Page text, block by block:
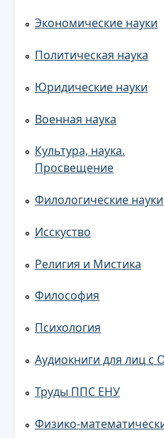
Экономические науки
Политическая наука
Юридические науки
Военная наука
Культура, наука.
Просвещение
Филологические науки
Исскуство
Религия и Мистика
Философия
Психология
Аудиокниги для лиц с
Труды ППС ЕНУ
Физико-